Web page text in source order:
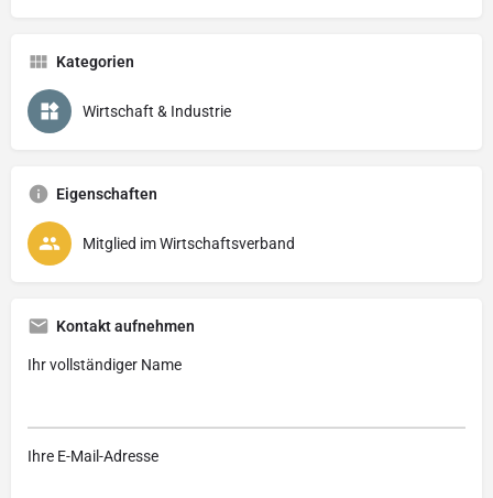
Kategorien
Wirtschaft & Industrie
Eigenschaften
Mitglied im Wirtschaftsverband
Kontakt aufnehmen
Ihr vollständiger Name
Ihre E-Mail-Adresse